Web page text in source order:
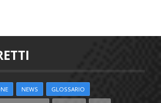
NEWS GLOSSARIO